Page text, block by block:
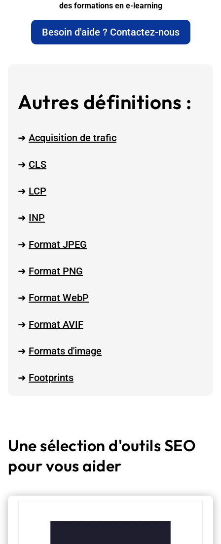
des formations en e-learning
Besoin d'aide ? Contactez-nous
Autres définitions :
➜ Acquisition de trafic
➜ CLS
➜ LCP
➜ INP
➜ Format JPEG
➜ Format PNG
➜ Format WebP
➜ Format AVIF
➜ Formats d'image
➜ Footprints
Une sélection d'outils SEO
pour vous aider